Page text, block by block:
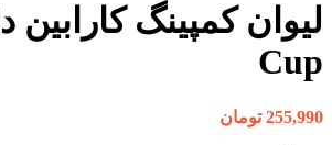
Cup
255,990 تومان